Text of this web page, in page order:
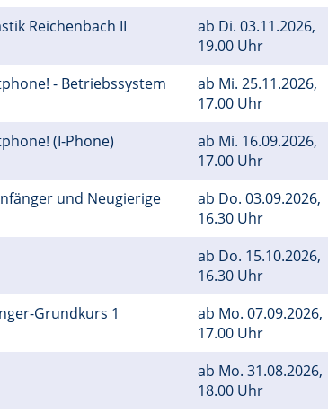
Reichenbach II ab Di. 03.11.2026,
19.00 Uhr
- Betriebssystem
ab Mi. 25.11.2026,
17.00 Uhr
(I-Phone) ab Mi. 16.09.2026,
17.00 Uhr
und Neugierige ab Do. 03.09.2026,
16.30 Uhr
ab Do. 15.10.2026,
16.30 Uhr
Grundkurs 1 ab Mo. 07.09.2026,
17.00 Uhr
ab Mo. 31.08.2026,
18.00 Uhr